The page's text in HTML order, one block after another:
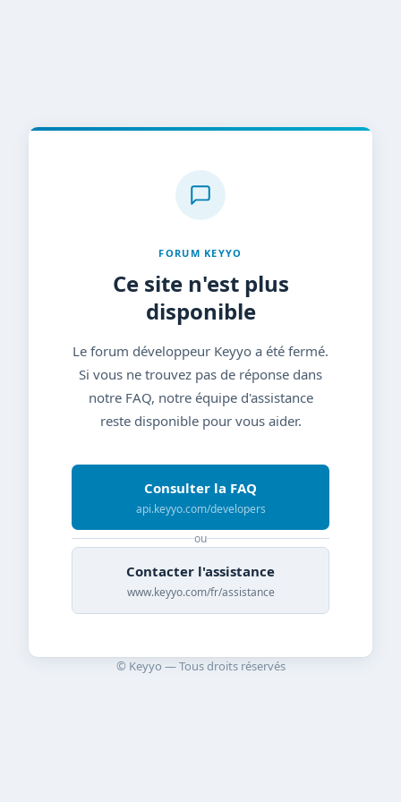
FORUM KEYYO
Ce site n'est plus
disponible
Le forum développeur Keyyo a été fermé.
Si vous ne trouvez pas de réponse dans
notre FAQ, notre équipe d'assistance
reste disponible pour vous aider.
Consulter la FAQ
api.keyyo.com/developers
ou
Contacter l'assistance
www.keyyo.com/fr/assistance
© Keyyo — Tous droits réservés